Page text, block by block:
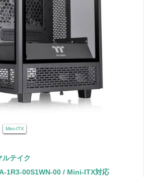
Mini-ITX
テイク
00S1WN-00 / Mini-ITX対応